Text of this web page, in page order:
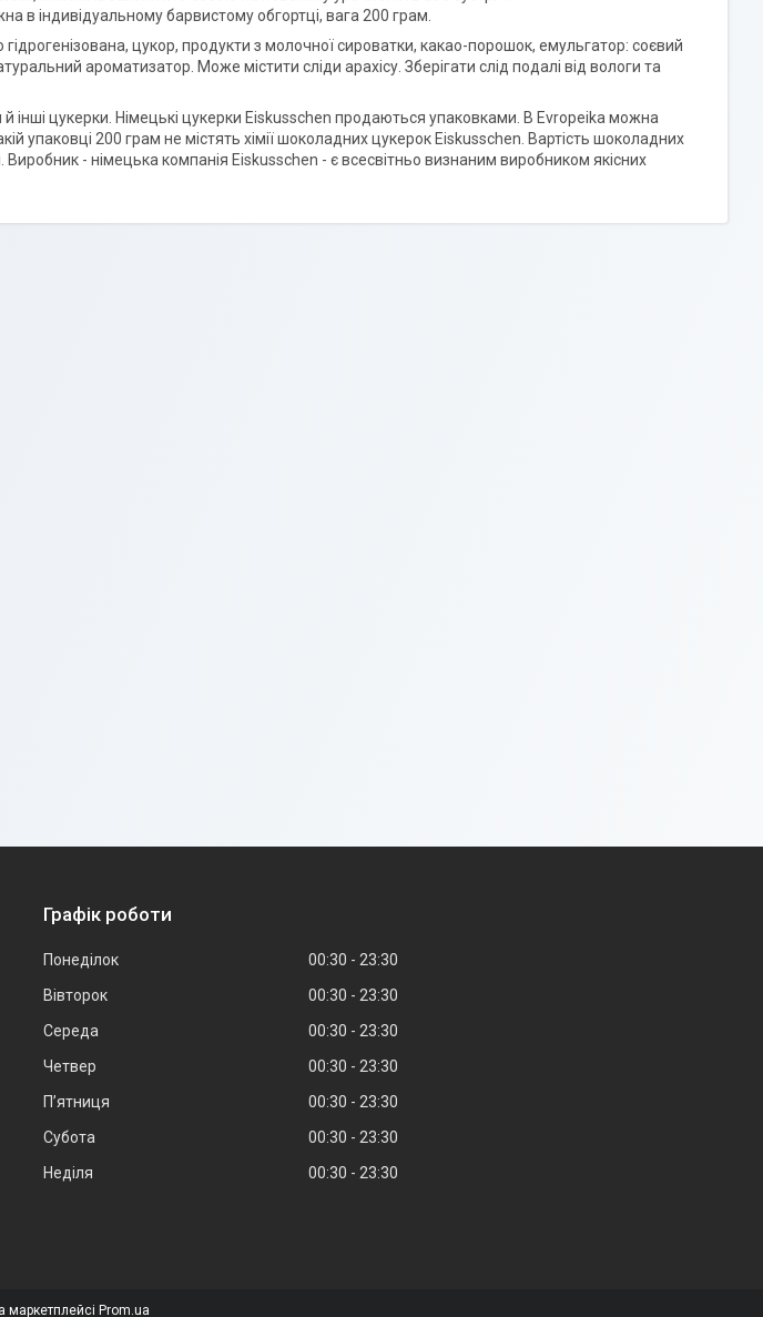
в індивідуальному барвистому обгортці, вага 200 грам.
цукор, продукти з молочної сироватки, какао-порошок, емульгатор: соєвий
ароматизатор. Може містити сліди арахісу. Зберігати слід подалі від вологи та
інші цукерки. Німецькі цукерки Eiskusschen продаються упаковками. В Evropeika можна
упаковці 200 грам не містять хімії шоколадних цукерок Eiskusschen. Вартість шоколадних
- німецька компанія Eiskusschen - є всесвітньо визнаним виробником якісних
Графік роботи
Понеділок 00:30
23:30
Вівторок
00:30
23:30
Середа
00:30
23:30
Четвер
00:30
23:30
Пʼятниця
00:30
23:30
Субота
00:30
23:30
Неділя
00:30 23:30
маркетплейсі Prom.ua